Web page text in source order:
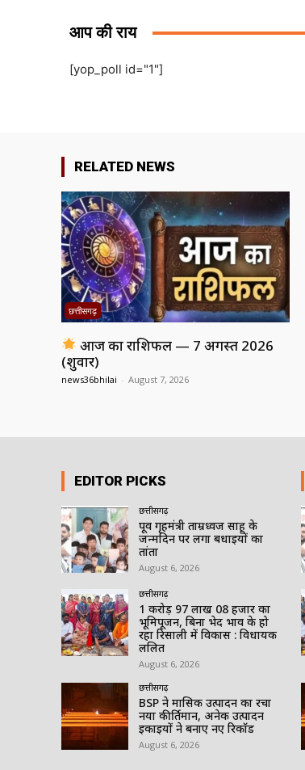
आप की राय
[yop_poll id="1"]
RELATED NEWS
छत्तीसगढ़
आज का राशिफल — 7 अगस्त 2026
(शुक्रवार)
news36bhilai - August 7, 2026
EDITOR PICKS
छत्तीसगढ़
पूर्व गृहमंत्री ताम्रध्वज साहू के
जन्मदिन पर लगा बधाईयों का
तांता
August 6, 2026
छत्तीसगढ़
1 करोड़ 97 लाख 08 हजार का
भूमिपूजन, बिना भेद भाव के हो
रहा रिसाली में विकास : विधायक
ललित
August 6, 2026
छत्तीसगढ़
BSP ने मासिक उत्पादन का रचा
नया कीर्तिमान, अनेक उत्पादन
इकाइयों ने बनाए नए रिकॉर्ड
August 6, 2026